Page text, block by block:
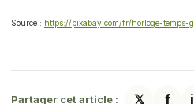
Source : https://pixabay.com/fr/horloge-
Partager cet article : 𝕏 f